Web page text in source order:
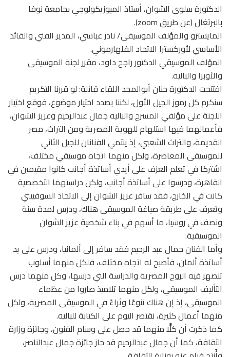
الدكتورة سلوى الشوان، أستاذ الميوزيكولوجي بجامعة نوفا
بالبرتغال (عن طريق zoom).
المايسترو والمؤلف الموسيقى/ نادر عباسي، المدير الفني والقائد
الأساسي لأوركسترا الاتحاد الفلهارموني.
المؤلف الموسيقي الدكتور راجح داود، مقرر لجنة الموسيقى
والأوبرا والباليه.
افتتحت الدكتورة حنان أبوالمجد اللقاء قائلة: لو قررنا التكريم
سنكرم كل رموز الجيل الأول، لكننا بصدد اختيار موضوع، فوقع اختيار
اللجنة على مؤلفي المسرح والباليه جمال عبدالرحيم وعزيز الشوان،
فأعمالهما فيها استلهام للهوية المصرية ومن التراث، مصر
القديمة، والتراث الشعبي، إذ ينتمي الفنانان للجيل الثاني
للموسيقى المعاصرة، ولكل منهما اتجاه موسيقي مختلف،
اشتركا في تعلم العزف على أيدي أساتذة أجانب كانوا مقيمين في
القاهرة، ودرسوا على أساتذة أجانب، ولكن دراستهما التخصصية
كانت في الخارج، فقد سافر عزيز الشوان إلى الاتحاد السوفييتي
وتعرف على طريقة صياغة الموسيقى هناك، ودرس لمدة سنة
ونصف في روسيا، ما أسهم في بناء شخصية عزيز الشوان
الموسيقية.
وأما الفنان جمال عبد الرحيم فقد سافر إلى ألمانيا، ودرس على يد
أساتذة ألمان، فأصبح له اتجاه مختلف، فلكل منهما أسلوب
تنصهر فيه الروح المصرية والدراسة التي درسها، وكل منهما درس
التأليف الموسيقي، ولكل منهما تلاميذ صاروا من عظماء
الموسيقى، إذ إن هناك تنوعًا وثراءً في الموسيقى المصرية، ولكل
منهما أعمال كثيرة، نقتصر اليوم على الكتابة للباليه.
كما ذكرت أن كلًّا منهما قد حصل على وسام الفنون، وجائزة وزارة
الثقافة، كما أن جمال عبدالرحيم قد حاز جائزة جمال عبدالناصر،